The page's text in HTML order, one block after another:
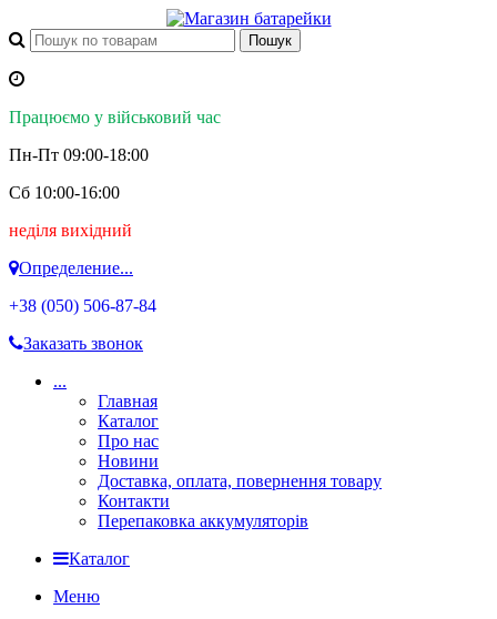
Працюємо у військовий час
Пн-Пт 09:00-18:00
Сб 10:00-16:00
неділя вихідний
Определение...
+38 (050) 506-87-84
Заказать звонок
...
Главная
Каталог
Про нас
Новини
Доставка, оплата, повернення товару
Контакти
Перепаковка аккумуляторів
Каталог
Меню